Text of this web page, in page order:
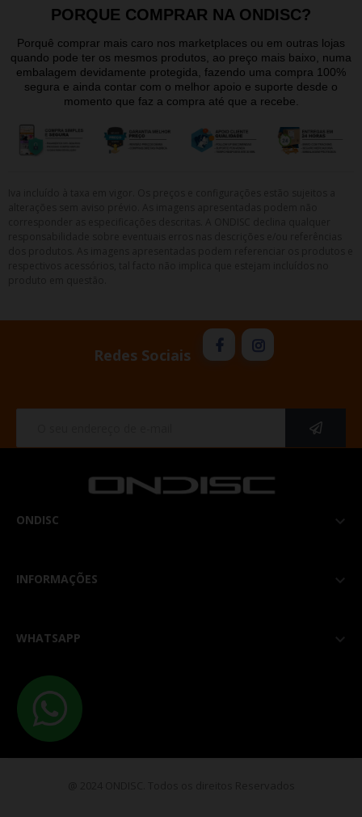
PORQUE COMPRAR NA ONDISC?
Porquê comprar mais caro nos marketplaces ou em outras lojas
quando pode ter os mesmos produtos, ao preço mais baixo, numa
embalagem devidamente protegida, fazendo uma compra 100%
segura e ainda contar com o melhor apoio e suporte desde o
momento que faz a compra até que a recebe.
Redes Sociais
ONDISC 
INFORMAÇÕES 
WHATSAPP 